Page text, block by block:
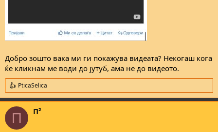
Добро зошто вака ми ги покажува видеата? Некогаш кога
ќе кликнам ме води до јутуб, ама не до видеото.
R
e
a
c
i
PticaSelica
П П²